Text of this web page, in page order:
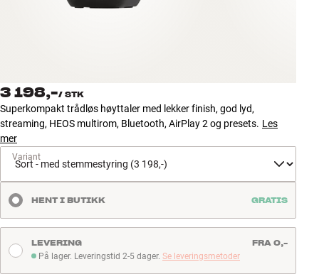
Kundeservice
Bygg med lyd
3 198,-/ STK
Superkompakt trådløs høyttaler med lekker finish, god lyd,
streaming, HEOS multirom, Bluetooth, AirPlay 2 og presets. Les
mer
Variant
HENT I BUTIKK GRATIS
På lager. Leveringstid 2-5 dager
På lager. Leveringstid 2-5 dager. Se leveringsmetoder
LEVERING FRA 0,-